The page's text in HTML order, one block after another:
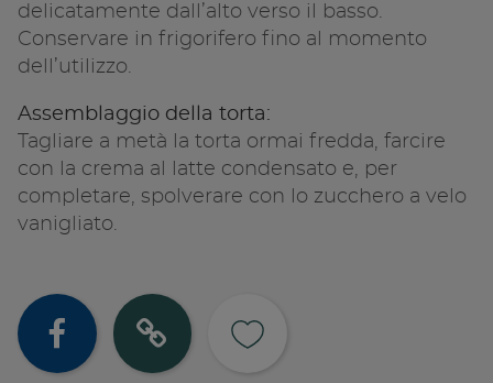
delicatamente dall’alto verso il basso.
Conservare in frigorifero fino al momento
dell’utilizzo.
Assemblaggio della torta:
Tagliare a metà la torta ormai fredda, farcire
con la crema al latte condensato e, per
completare, spolverare con lo zucchero a velo
vanigliato.